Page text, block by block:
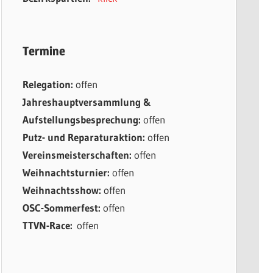
Termine
Relegation: offen
Jahreshauptversammlung &
Aufstellungsbesprechung: offen
Putz- und Reparaturaktion: offen
Vereinsmeisterschaften: offen
Weihnachtsturnier: offen
Weihnachtsshow: offen
OSC-Sommerfest: offen
TTVN-Race: offen